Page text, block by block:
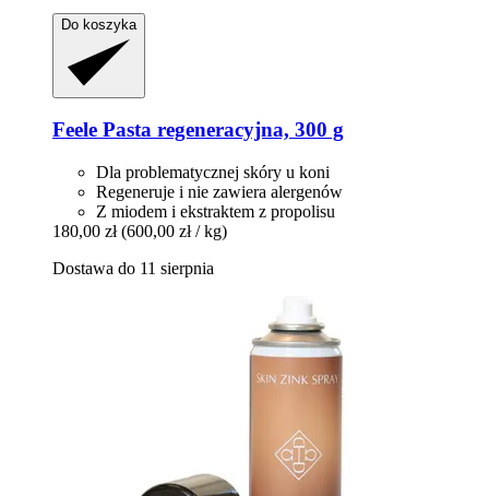
Do koszyka
Feele Pasta regeneracyjna, 300 g
Dla problematycznej skóry u koni
Regeneruje i nie zawiera alergenów
Z miodem i ekstraktem z propolisu
180,00 zł (600,00 zł / kg)
Dostawa do 11 sierpnia